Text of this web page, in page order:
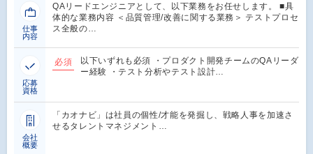
仕事
内容
QAリードエンジニアとして、以下業務をお任せします。 ■具
体的な業務内容 ＜品質管理/改善に関する業務＞ テストプロセ
ス全般の…
応募
資格
必須
以下いずれも必須 ・プロダクト開発チームのQAリーダ
ー経験 ・テスト分析やテスト設計…
会社
概要
「カオナビ」は社員の個性/才能を発掘し、戦略人事を加速さ
せるタレントマネジメント…